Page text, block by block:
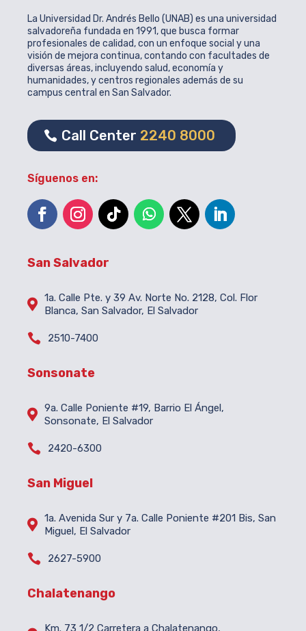
La Universidad Dr. Andrés Bello (UNAB) es una universidad
salvadoreña fundada en 1991, que busca formar
profesionales de calidad, con un enfoque social y una
visión de mejora continua, contando con facultades de
diversas áreas, incluyendo salud, economía y
humanidades, y centros regionales además de su
campus central en San Salvador.
Call Center 2240 8000
Síguenos en:
San Salvador
 1a. Calle Pte. y 39 Av. Norte No. 2128, Col. Flor
Blanca, San Salvador, El Salvador
 2510-7400
Sonsonate
 9a. Calle Poniente #19, Barrio El Ángel,
Sonsonate, El Salvador
 2420-6300
San Miguel
 1a. Avenida Sur y 7a. Calle Poniente #201 Bis, San
Miguel, El Salvador
 2627-5900
Chalatenango